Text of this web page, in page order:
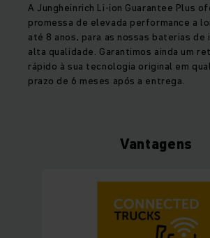
A Jungheinrich Li-ion Guarantee Plus
promessa de elevada performance a
até 8 anos, para as nossas baterias
alta qualidade. Garantimos ainda um
rápido à sua tecnologia original em
prazo de 6 meses após a entrega.
Vantagens